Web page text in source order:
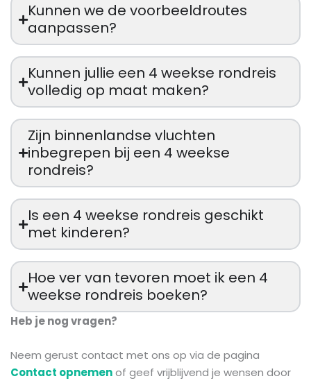
Kunnen we de voorbeeldroutes
aanpassen?
Kunnen jullie een 4 weekse rondreis
volledig op maat maken?
Zijn binnenlandse vluchten
inbegrepen bij een 4 weekse
rondreis?
Is een 4 weekse rondreis geschikt
met kinderen?
Hoe ver van tevoren moet ik een 4
weekse rondreis boeken?
Heb je nog vragen?
Neem gerust contact met ons op via de pagina
Contact opnemenof geef vrijblijvend je wensen door